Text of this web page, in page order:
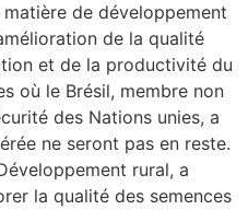
de développement
de la qualité
et de la productivité du
où le Brésil, membre non
des Nations unies, a
ne seront pas en reste.
rural, a
la qualité des semences